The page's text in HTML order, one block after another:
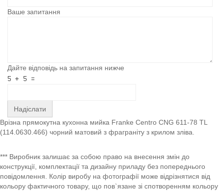
Ваше запитання
Дайте відповідь на запитання нижче
Надіслати
Врізна прямокутна кухонна мийка Franke Centro CNG 611-78 TL
(114.0630.466) чорний матовий з фраграніту з крилом зліва.
*** Виробник залишає за собою право на внесення змін до
конструкції, комплектації та дизайну приладу без попереднього
повідомлення. Колір виробу на фотографії може відрізнятися від
кольору фактичного товару, що пов`язане зі спотворенням кольору